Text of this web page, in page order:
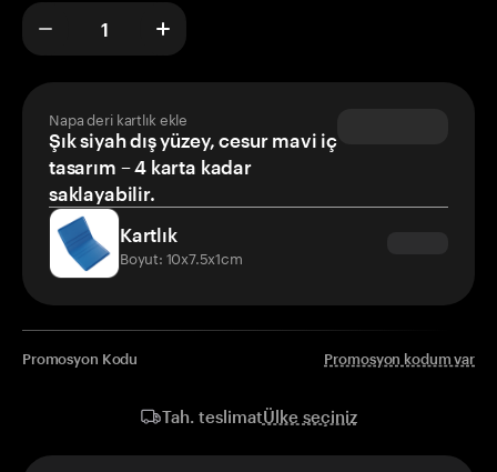
Napa deri kartlık ekle
Şık siyah dış yüzey, cesur mavi iç
tasarım – 4 karta kadar
saklayabilir.
Kartlık
Boyut: 10x7.5x1cm
Promosyon Kodu Promosyon kodum var
Tah. teslimatÜlke seçiniz